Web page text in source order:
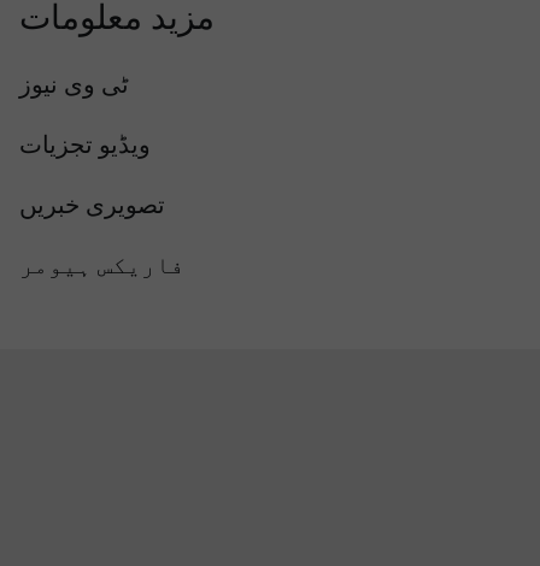
مزید معلومات
ٹی وی نیوز
ویڈیو تجزیات
تصویری خبریں
فاریکس ہیومر